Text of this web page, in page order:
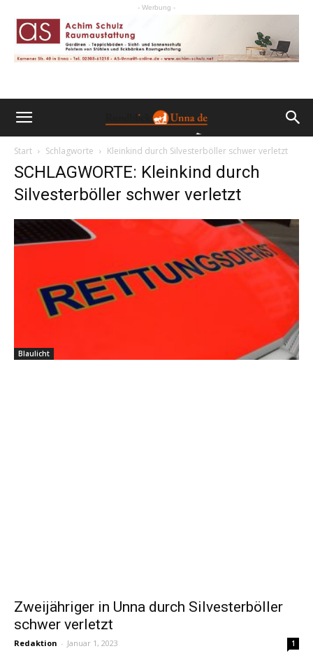
- Werbung -
Start Schlagworte Kleinkind durch Silvesterböller schwer verletzt
SCHLAGWORTE: Kleinkind durch
Silvesterböller schwer verletzt
Blaulicht
Zweijähriger in Unna durch Silvesterböller
schwer verletzt
Redaktion - Januar 1, 2023 1